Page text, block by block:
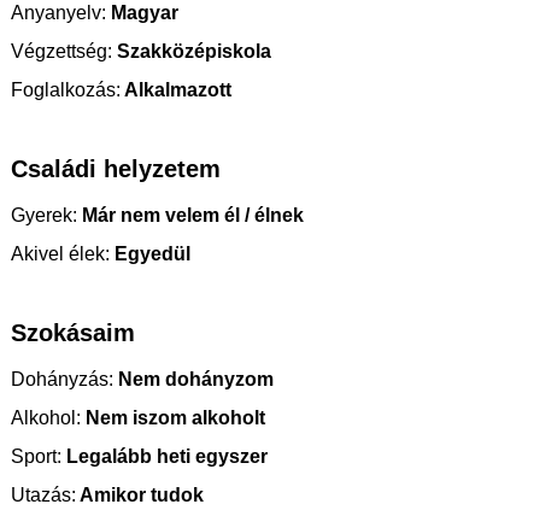
Anyanyelv: Magyar
Végzettség: Szakközépiskola
Foglalkozás: Alkalmazott
Családi helyzetem
Gyerek: Már nem velem él / élnek
Akivel élek: Egyedül
Szokásaim
Dohányzás: Nem dohányzom
Alkohol: Nem iszom alkoholt
Sport: Legalább heti egyszer
Utazás: Amikor tudok